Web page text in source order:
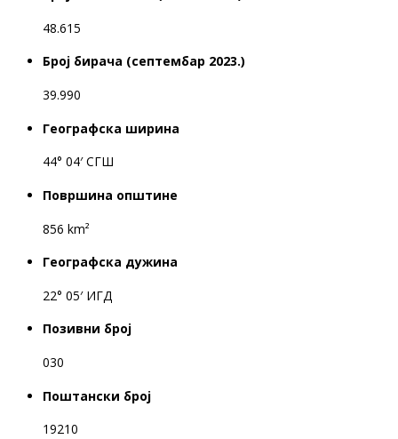
48.615
Број бирача (септембар 2023.)
39.990
Географска ширина
44° 04′ СГШ
Површина општине
856 km²
Географска дужина
22° 05′ ИГД
Позивни број
030
Поштански број
19210